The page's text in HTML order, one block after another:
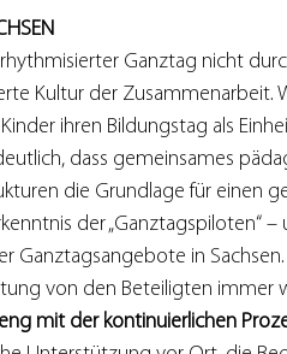
Ganztag nicht
Kultur der Zusammenarbeit.
ihren Bildungstag als
dass gemeinsames
die Grundlage für einen
der „Ganztagspiloten“ –
Ganztagsangebote in Sachsen.
von den Beteiligten immer
mit der kontinuierlichen